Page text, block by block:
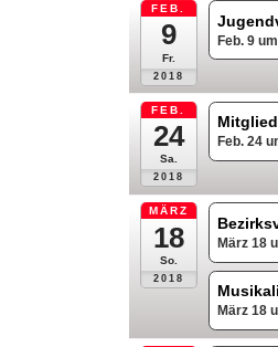
FEB.
9
Fr.
2018
Feb. 9
FEB.
24
Sa.
2018
Feb. 24
MÄRZ
18
So.
2018
März 18
März 18